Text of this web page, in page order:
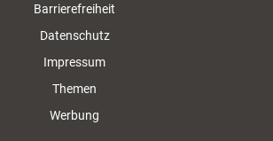
Barrierefreiheit
Datenschutz
Impressum
Themen
Werbung